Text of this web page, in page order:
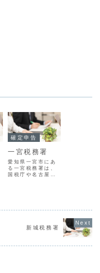
確定申告
一宮税務署
愛知県一宮市にあ
る一宮税務署は、
国税庁や名古屋国
務署所在地４９１
－８５０２愛知県
新城税務署